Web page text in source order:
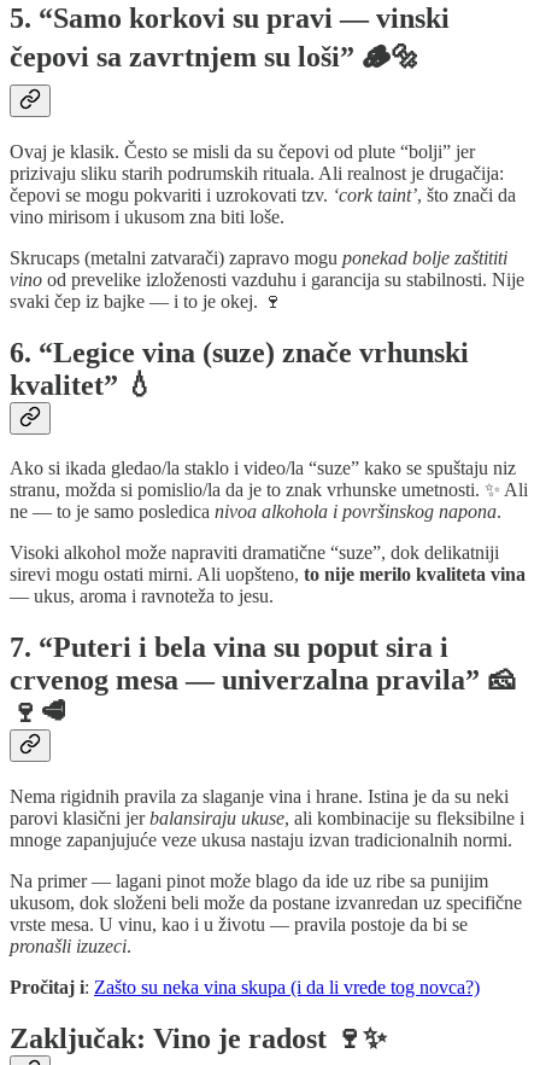
5. “Samo korkovi su pravi — vinski
čepovi sa zavrtnjem su loši” 🪵🔩
Ovaj je klasik. Često se misli da su čepovi od plute “bolji” jer
prizivaju sliku starih podrumskih rituala. Ali realnost je drugačija:
čepovi se mogu pokvariti i uzrokovati tzv. ‘cork taint’, što znači da
vino mirisom i ukusom zna biti loše.
Skrucaps (metalni zatvarači) zapravo mogu ponekad bolje zaštititi
vino od prevelike izloženosti vazduhu i garancija su stabilnosti. Nije
svaki čep iz bajke — i to je okej. 🍷
6. “Legice vina (suze) znače vrhunski
kvalitet” 💧
Ako si ikada gledao/la staklo i video/la “suze” kako se spuštaju niz
stranu, možda si pomislio/la da je to znak vrhunske umetnosti. ✨ Ali
ne — to je samo posledica nivoa alkohola i površinskog napona.
Visoki alkohol može napraviti dramatične “suze”, dok delikatniji
sirevi mogu ostati mirni. Ali uopšteno, to nije merilo kvaliteta vina
— ukus, aroma i ravnoteža to jesu.
7. “Puteri i bela vina su poput sira i
crvenog mesa — univerzalna pravila” 🧀
🍷🥩
Nema rigidnih pravila za slaganje vina i hrane. Istina je da su neki
parovi klasični jerbalansiraju ukuse, ali kombinacije su fleksibilne i
mnoge zapanjujuće veze ukusa nastaju izvan tradicionalnih normi.
Na primer — lagani pinot može blago da ide uz ribe sa punijim
ukusom, dok složeni beli može da postane izvanredan uz specifične
vrste mesa. U vinu, kao i u životu — pravila postoje da bi se
pronašli izuzeci.
Pročitaj i: Zašto su neka vina skupa (i da li vrede tog novca?)
Zaključak: Vino je radost 🍷✨